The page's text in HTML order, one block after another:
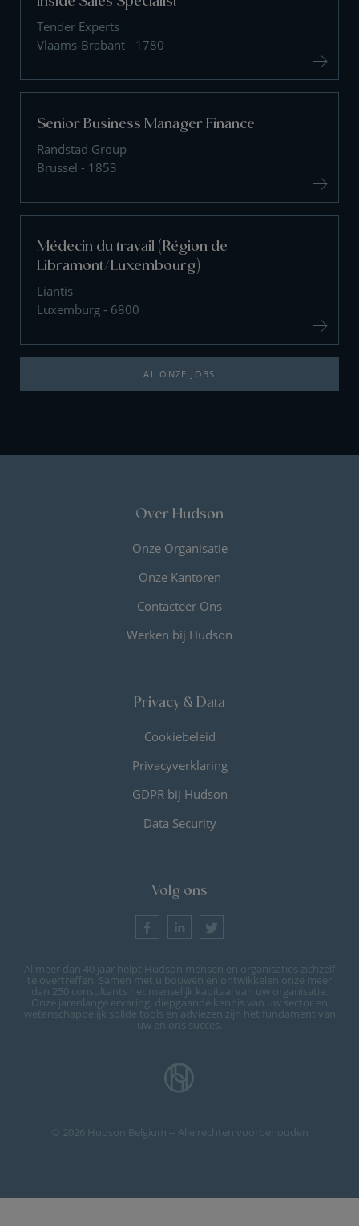
Tender Experts
Vlaams-Brabant - 1780
Senior Business Manager Finance
Randstad Group
Brussel - 1853
Médecin du travail (Région de
Libramont/Luxembourg)
Liantis
Luxemburg - 6800
AL ONZE JOBS
Over Hudson
Onze Organisatie
Onze Kantoren
Contacteer Ons
Werken bij Hudson
Privacy & Data
Cookiebeleid
Privacyverklaring
GDPR bij Hudson
Data Security
Volg ons
Al meer dan 40 jaar helpt Hudson mensen en organisaties zichzelf
te overtreffen. Samen met u bouwen en ontwikkelen onze meer
dan 250 consultants het menselijk kapitaal van uw organisatie.
Onze jarenlange ervaring, diepgaande kennis van uw sector en
wetenschappelijk solide tools en adviezen zijn het fundament van
uw en ons succes.
© 2026 Hudson Belgium -- Alle rechten voorbehouden